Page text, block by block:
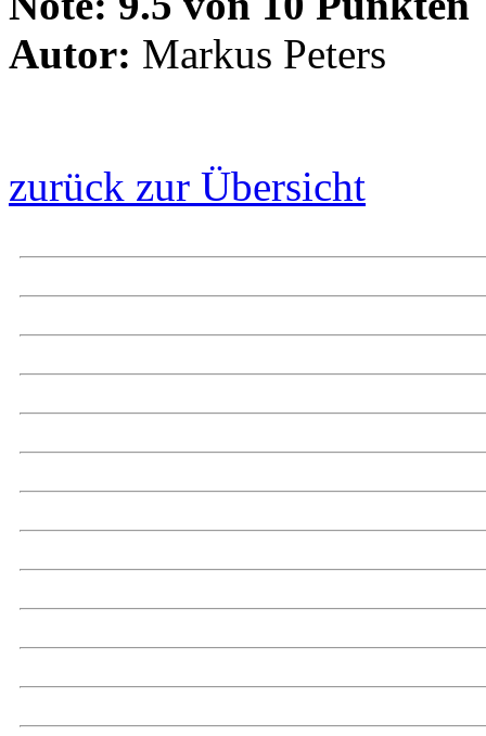
Autor: Markus Peters
zurück zur Übersicht